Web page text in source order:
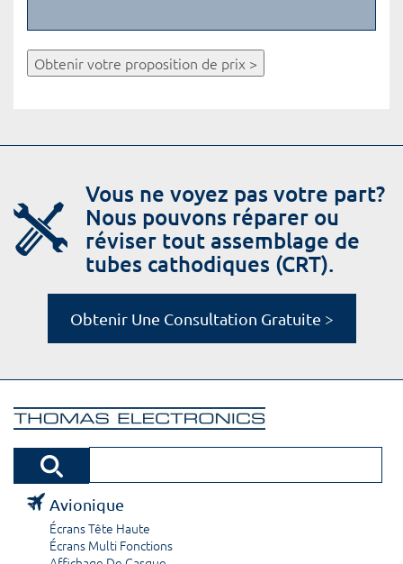
Obtenir votre proposition de prix >
Vous ne voyez pas votre part?
Nous pouvons réparer ou
réviser tout assemblage de
tubes cathodiques (CRT).
Obtenir Une Consultation Gratuite >
Avionique
Écrans Tête Haute
Écrans Multi Fonctions